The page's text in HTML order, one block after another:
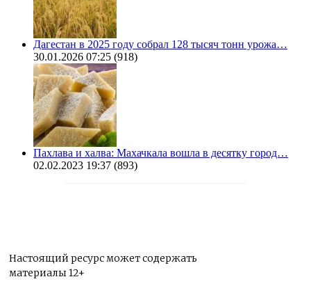
Дагестан в 2025 году собрал 128 тысяч тонн урожа…
30.01.2026 07:25 (918)
Пахлава и халва: Махачкала вошла в десятку город…
02.02.2023 19:37 (893)
Настоящий ресурс может содержать
материалы 12+